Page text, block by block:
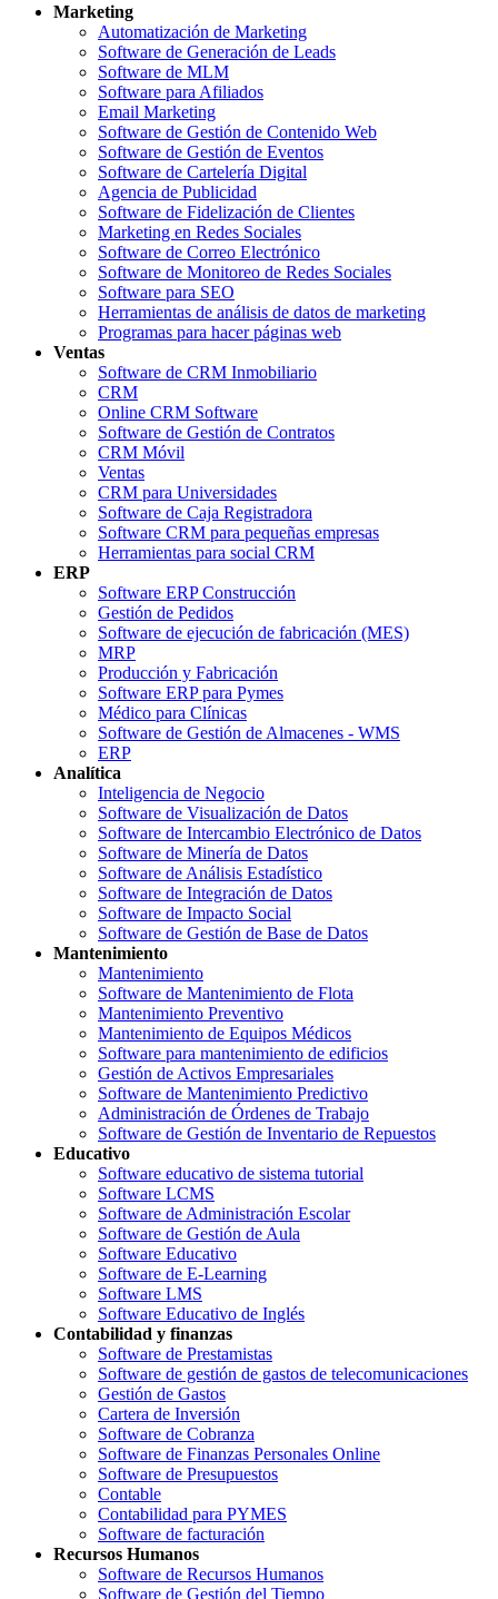
Marketing
Automatización de Marketing
Software de Generación de Leads
Software de MLM
Software para Afiliados
Email Marketing
Software de Gestión de Contenido Web
Software de Gestión de Eventos
Software de Cartelería Digital
Agencia de Publicidad
Software de Fidelización de Clientes
Marketing en Redes Sociales
Software de Correo Electrónico
Software de Monitoreo de Redes Sociales
Software para SEO
Herramientas de análisis de datos de marketing
Programas para hacer páginas web
Ventas
Software de CRM Inmobiliario
CRM
Online CRM Software
Software de Gestión de Contratos
CRM Móvil
Ventas
CRM para Universidades
Software de Caja Registradora
Software CRM para pequeñas empresas
Herramientas para social CRM
ERP
Software ERP Construcción
Gestión de Pedidos
Software de ejecución de fabricación (MES)
MRP
Producción y Fabricación
Software ERP para Pymes
Médico para Clínicas
Software de Gestión de Almacenes - WMS
ERP
Analítica
Inteligencia de Negocio
Software de Visualización de Datos
Software de Intercambio Electrónico de Datos
Software de Minería de Datos
Software de Análisis Estadístico
Software de Integración de Datos
Software de Impacto Social
Software de Gestión de Base de Datos
Mantenimiento
Mantenimiento
Software de Mantenimiento de Flota
Mantenimiento Preventivo
Mantenimiento de Equipos Médicos
Software para mantenimiento de edificios
Gestión de Activos Empresariales
Software de Mantenimiento Predictivo
Administración de Órdenes de Trabajo
Software de Gestión de Inventario de Repuestos
Educativo
Software educativo de sistema tutorial
Software LCMS
Software de Administración Escolar
Software de Gestión de Aula
Software Educativo
Software de E-Learning
Software LMS
Software Educativo de Inglés
Contabilidad y finanzas
Software de Prestamistas
Software de gestión de gastos de telecomunicaciones
Gestión de Gastos
Cartera de Inversión
Software de Cobranza
Software de Finanzas Personales Online
Software de Presupuestos
Contable
Contabilidad para PYMES
Software de facturación
Recursos Humanos
Software de Recursos Humanos
Software de Gestión del Tiempo